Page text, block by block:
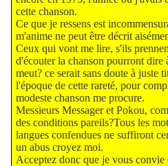
cette chanson.
Ce que je ressens est
m'anime ne peut être décrit
Ceux qui vont me lire, s'ils
d'écouter la chanson pourront dire
meut? ce serait sans doute à juste
l'époque de cette rareté, pour
modeste chanson me procure.
Messieurs Messager et Pokou,
des conditions pareils?Tous les
langues confendues ne suffiront
un abus croyez moi.
Acceptez donc que je vous